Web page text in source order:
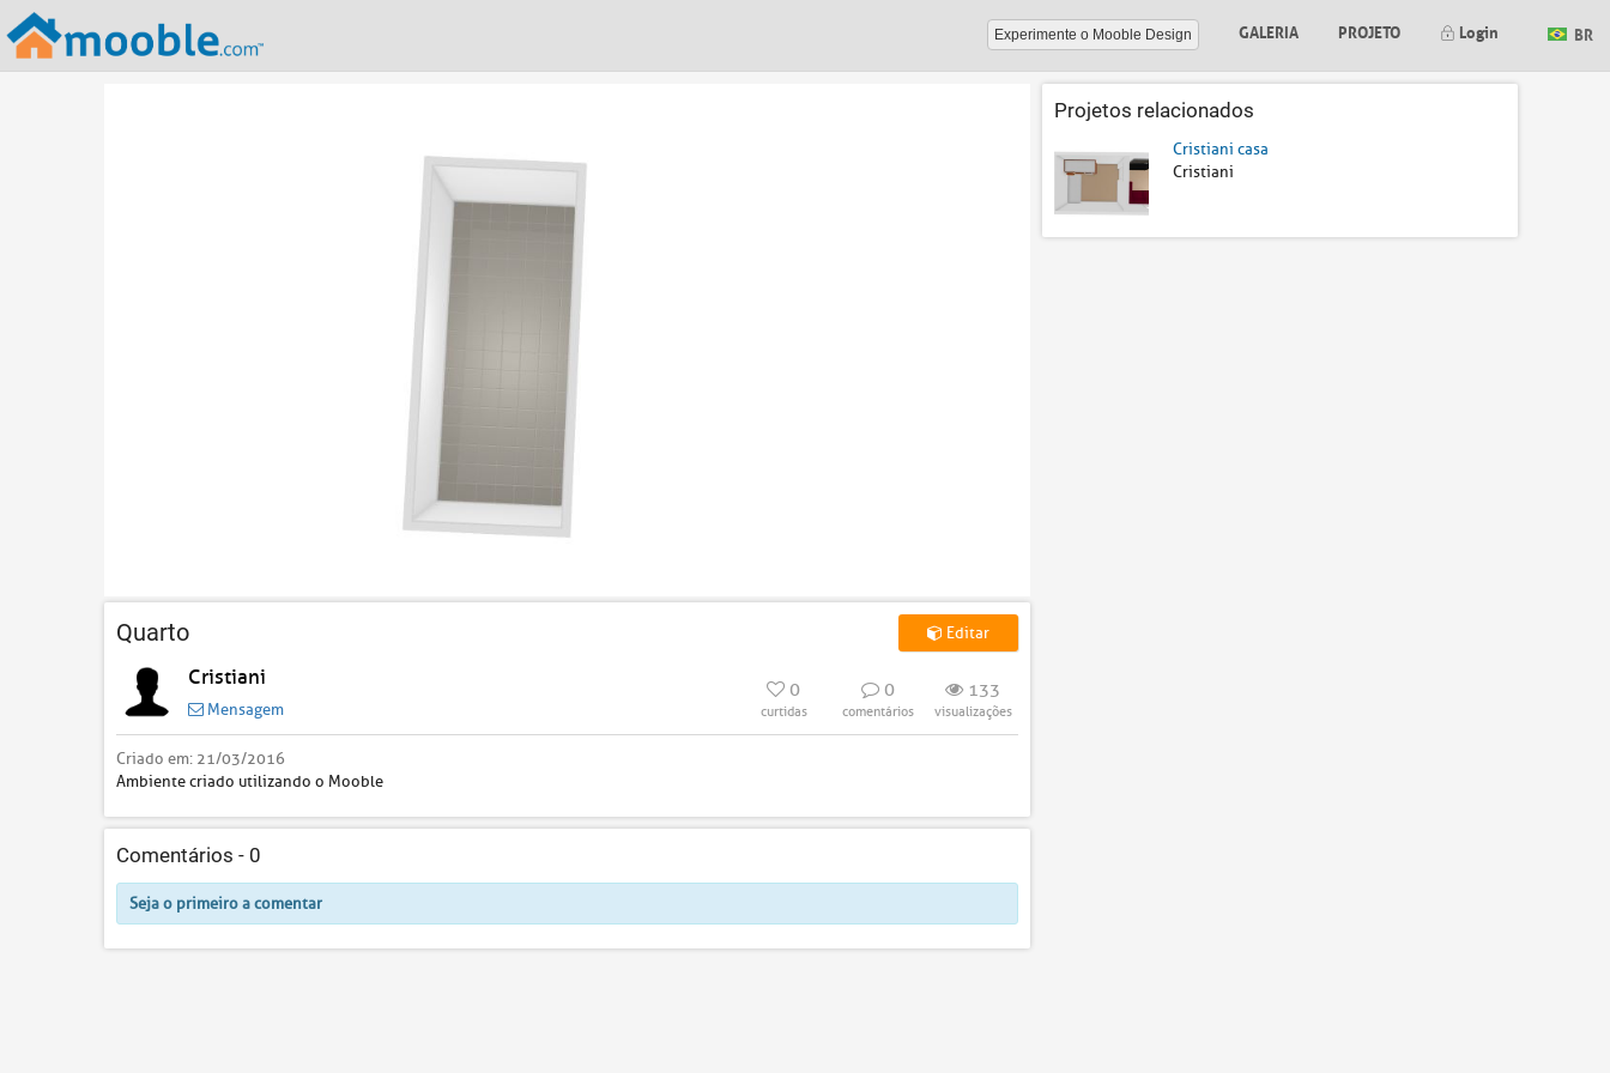
Experimente o Mooble Design GALERIA PROJETO Login BR
Quarto Editar
Cristiani
Mensagem
0
curtidas
0
comentários
133
visualizações
Criado em: 21/03/2016
Ambiente criado utilizando o Mooble
Comentários - 0
Seja o primeiro a comentar
Projetos relacionados
Cristiani casa
Cristiani